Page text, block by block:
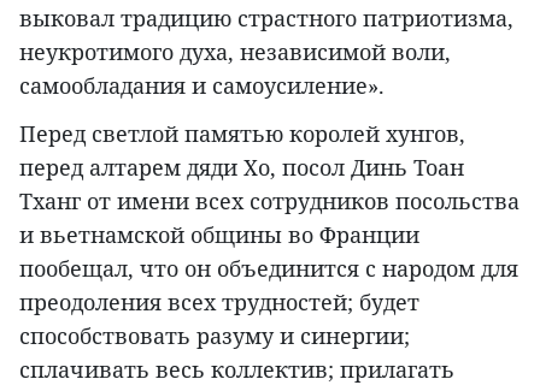
выковал традицию страстного патриотизма,
неукротимого духа, независимой воли,
самообладания и самоусиление».
Перед светлой памятью королей хунгов,
перед алтарем дяди Хо, посол Динь Тоан
Тханг от имени всех сотрудников посольства
и вьетнамской общины во Франции
пообещал, что он объединится с народом для
преодоления всех трудностей; будет
способствовать разуму и синергии;
сплачивать весь коллектив; прилагать